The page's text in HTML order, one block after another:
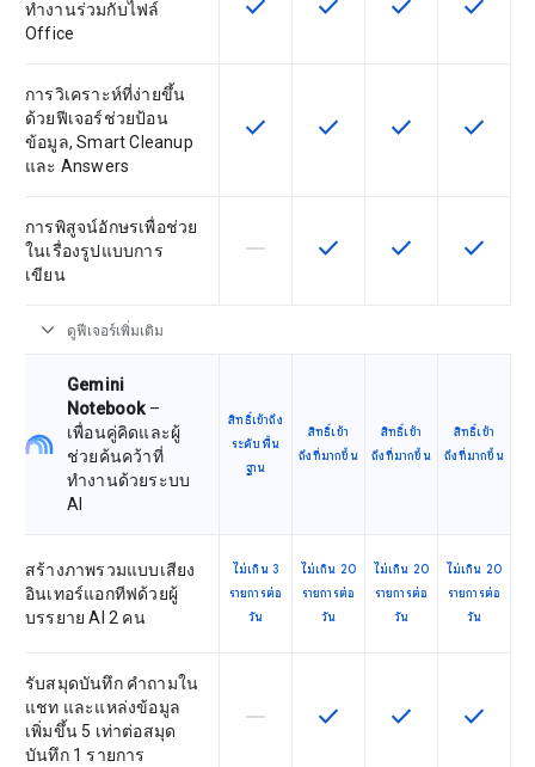
ทำงานร่วมกับไฟล์
Office
ฟีเจอร์นี้ใช้ได้กับ SKU
check ฟีเจอร์นี้ใช้ได้กับ SKU
check ฟีเจอร์นี้ใช้ได้กับ
check ฟีเจอร์นี้
check
การวิเคราะห์ที่ง่ายขึ้น
ด้วยฟีเจอร์ช่วยป้อน
ข้อมูล, Smart Cleanup
และ Answers
ฟีเจอร์นี้ใช้ได้กับ SKU
check ฟีเจอร์นี้ใช้ได้กับ SKU
check ฟีเจอร์นี้ใช้ได้กับ
check ฟีเจอร์นี้
check
การพิสูจน์อักษรเพื่อช่วย
ในเรื่องรูปแบบการ
เขียน
ฟีเจอร์นี้ใช้ไม่ได้กับ SKU นี้
horizontal_rule ฟีเจอร์นี้ใช้ได้กับ SKU
check ฟีเจอร์นี้ใช้ได้กับ
check ฟีเจอร์นี้
check
expand_more ดูฟีเจอร์เพิ่มเติม
Gemini
Notebook–
เพื่อนคู่คิดและผู้
ช่วยค้นคว้าที่
ทำงานด้วยระบบ
AI
สิทธิ์เข้าถึง
ระดับพื้น
ฐาน
สิทธิ์เข้า
ถึงที่มากขึ้น
สิทธิ์เข้า
ถึงที่มากขึ้น
สิทธิ์เข้า
ถึงที่มากขึ้น
สร้างภาพรวมแบบเสียง
อินเทอร์แอกทีฟด้วยผู้
บรรยาย AI 2 คน
ไม่เกิน 3
รายการต่อ
วัน
ไม่เกิน 20
รายการต่อ
วัน
ไม่เกิน 20
รายการต่อ
วัน
ไม่เกิน 20
รายการต่อ
วัน
รับสมุดบันทึก คำถามใน
แชท และแหล่งข้อมูล
เพิ่มขึ้น 5 เท่าต่อสมุด
บันทึก 1 รายการ
ฟีเจอร์นี้ใช้ไม่ได้กับ SKU นี้
horizontal_rule ฟีเจอร์นี้ใช้ได้กับ SKU
check ฟีเจอร์นี้ใช้ได้กับ
check ฟีเจอร์นี้
check